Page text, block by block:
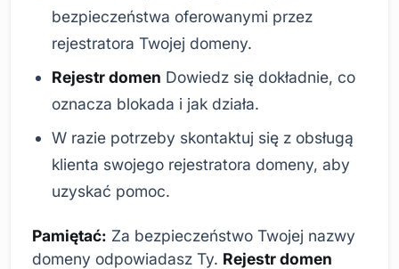
bezpieczeństwa oferowanymi przez
rejestratora Twojej domeny.
Rejestr domen Dowiedz się dokładnie, co
oznacza blokada i jak działa.
W razie potrzeby skontaktuj się z obsługą
klienta swojego rejestratora domeny, aby
uzyskać pomoc.
Pamiętać: Za bezpieczeństwo Twojej nazwy
domeny odpowiadasz Ty. Rejestr domen